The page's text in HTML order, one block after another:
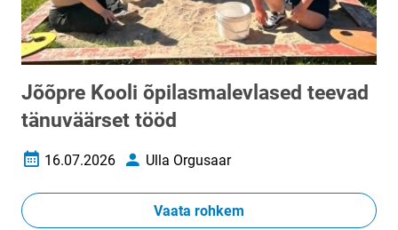
Jõõpre Kooli õpilasmalevlased teevad
tänuväärset tööd
Loomise kuupäev
16.07.2026 AutorUlla Orgusaar
Vaata rohkem